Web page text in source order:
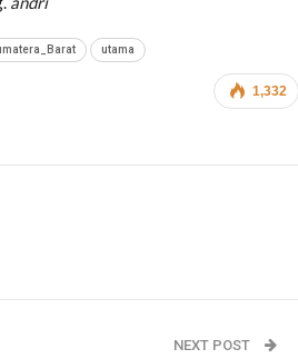
utama
1,332
NEXT POST